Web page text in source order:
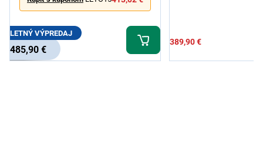
LETNÝ VÝPREDAJ
485,90 €
389,90 €